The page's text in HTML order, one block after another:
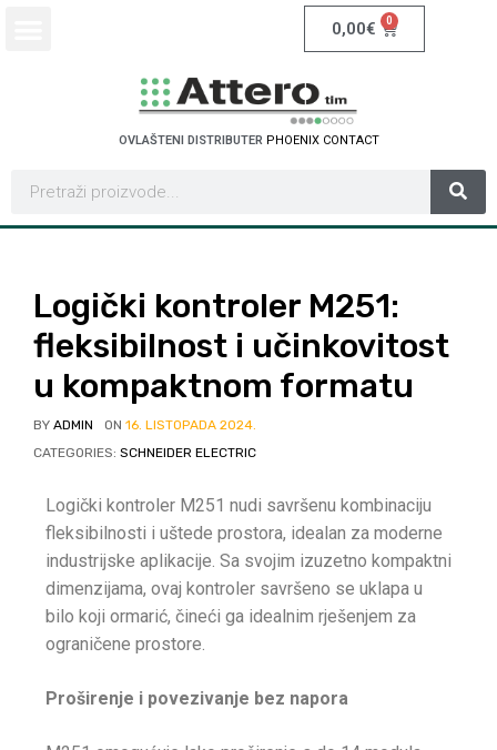
0,00€ 0
OVLAŠTENI DISTRIBUTER PHOENIX CONTACT
Logički kontroler M251:
fleksibilnost i učinkovitost
u kompaktnom formatu
BY ADMIN ON 16. LISTOPADA 2024.
CATEGORIES: SCHNEIDER ELECTRIC
Logički kontroler M251 nudi savršenu kombinaciju
fleksibilnosti i uštede prostora, idealan za moderne
industrijske aplikacije. Sa svojim izuzetno kompaktni
dimenzijama, ovaj kontroler savršeno se uklapa u
bilo koji ormarić, čineći ga idealnim rješenjem za
ograničene prostore.
Proširenje i povezivanje bez napora